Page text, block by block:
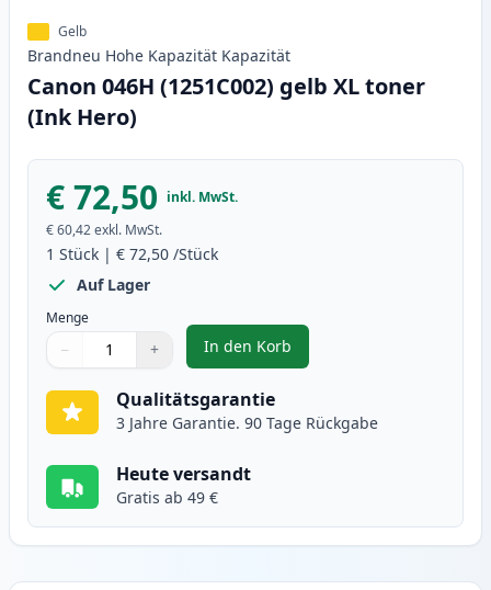
Gelb
Brandneu Hohe Kapazität Kapazität
Canon 046H (1251C002) gelb XL toner
(Ink Hero)
€ 72,50 inkl. MwSt.
€ 60,42exkl. MwSt.
1 Stück | € 72,50 /Stück
Auf Lager
Menge
Verwenden Sie die Tasten, um anzupassen
− +
1
In den Korb
, Canon 046H (1251C002) gelb
Qualitätsgarantie
3 Jahre Garantie. 90 Tage Rückgabe
Heute versandt
Gratis ab 49 €